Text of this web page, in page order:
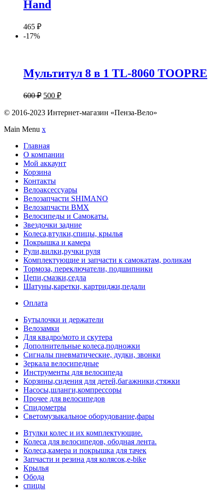
Hand
465 ₽
-17%
Мультитул 8 в 1 TL-8060 TOOPRE
600₽ 500 ₽
© 2016-2023 Интернет-магазин «Пенза-Вело»
Main Menu x
Главная
О компании
Мой аккаунт
Корзина
Контакты
Велоаксессуары
Велозапчасти SHIMANO
Велозапчасти BMX
Велосипеды и Самокаты.
Звездочки задние
Колеса,втулки,спицы, крылья
Покрышка и камера
Рули,вилки,ручки руля
Комплектующие и запчасти к самокатам, роликам
Тормоза, переключатели, подшипники
Цепи,смазки,седла
Шатуны,каретки, картриджи,педали
Оплата
Бутылочки и держатели
Велозамки
Для квадро/мото и скутера
Дополнительные колеса,подножки
Сигналы пневматические, дудки, звонки
Зеркала велосипедные
Инструменты для велосипеда
Корзины,сидения для детей,багажники,стяжки
Насосы,шланги,компрессоры
Прочее для велосипедов
Спидометры
Светомузыкальное оборудование,фары
Втулки колес и их комплектующие.
Колеса для велосипедов, ободная лента.
Колеса,камера и покрышка для тачек
Запчасти и резина для колясок,e-bike
Крылья
Обода
спицы